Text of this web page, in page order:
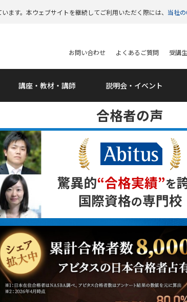
ます。本ウェブサイトを継続してご利用いただく際には、 当社
講座・教材・講師 説明会・ イベント
お問い合わせ よくあるご質問 受講
合格者の声